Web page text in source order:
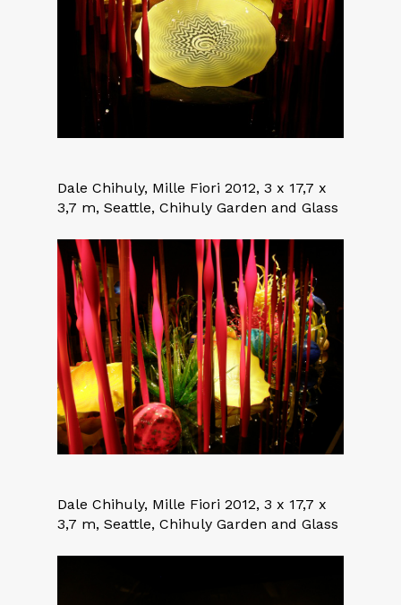
Dale Chihuly, Mille Fiori 2012, 3 x 17,7 x
3,7 m, Seattle, Chihuly Garden and Glass
Dale Chihuly, Mille Fiori 2012, 3 x 17,7 x
3,7 m, Seattle, Chihuly Garden and Glass